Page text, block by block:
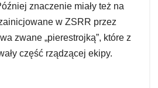
znaczenie miały też na
w ZSRR przez
zwane „pierestrojką”, które z
część rządzącej ekipy.